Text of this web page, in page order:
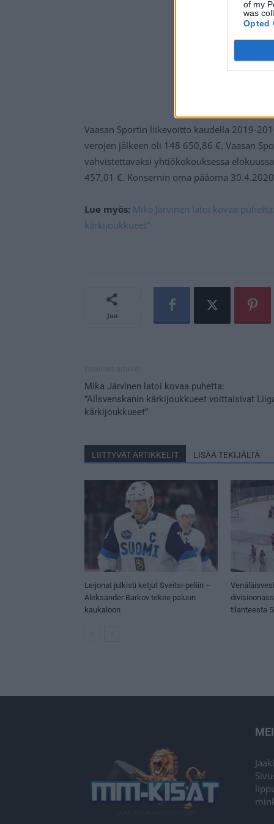
of my
was
Opted
Vaasan Sportin liikevoitto kaudella 2019-
verojen jälkeen oli 148 650,86 €. Vaasan
vahvistettavaksi yhtiökokouksessa
457,01 €. Konsernin oma pääoma
Lue myös: Mika Järvinen latoi kovaa
kärkijoukkueet”
Jaa
Mika Järvinen latoi kovaa puhetta:
”Allsvenskanin kärkijoukkueet voittaisivat
kärkijoukkueet”
LIITTYVÄT ARTIKKELIT LISÄÄ TEKIJÄLTÄ
Leijonat julkisti ketjut Sveitsi-peliin –
Aleksander Barkov tekee paluun
kaukaloon
tilanteesta